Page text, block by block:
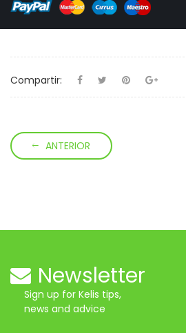
Compartir:
ANTERIOR
Newsletter
Sign up for Kelis tips,
news and advice